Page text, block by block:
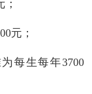
元；
每生每年3700